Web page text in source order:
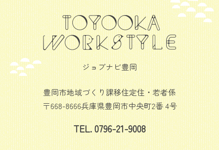
ジョブナビ豊岡
豊岡市地域づくり課移住定住・若者係
〒668-8666兵庫県豊岡市中央町2番 4号
TEL. 0796-21-9008